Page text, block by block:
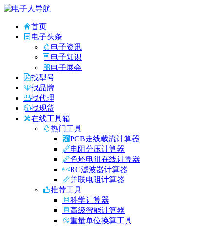
首页
电子头条
电子资讯
电子知识
电子展会
找型号
找品牌
找代理
找现货
在线工具箱
热门工具
PCB走线载流计算器
电阻分压计算器
色环电阻在线计算器
RC滤波器计算器
并联电阻计算器
推荐工具
科学计算器
高级智能计算器
重量单位换算工具